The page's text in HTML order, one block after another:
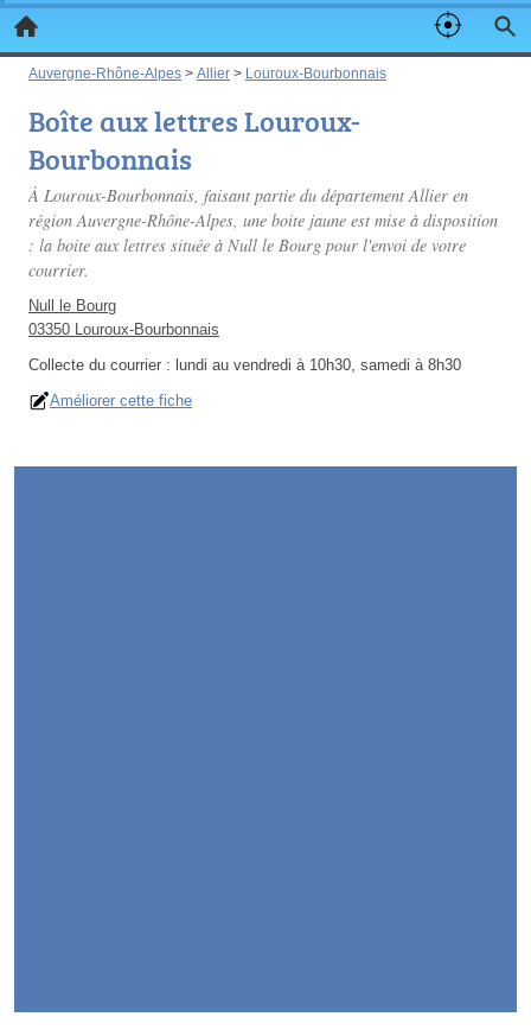
Auvergne-Rhône-Alpes > Allier > Louroux-Bourbonnais
Boîte aux lettres Louroux-
Bourbonnais
À Louroux-Bourbonnais, faisant partie du département Allier en
région Auvergne-Rhône-Alpes, une boite jaune est mise à disposition
: la boite aux lettres située à Null le Bourg pour l'envoi de votre
courrier.
Null le Bourg
03350 Louroux-Bourbonnais
Collecte du courrier : lundi au vendredi à 10h30, samedi à 8h30
Améliorer cette fiche